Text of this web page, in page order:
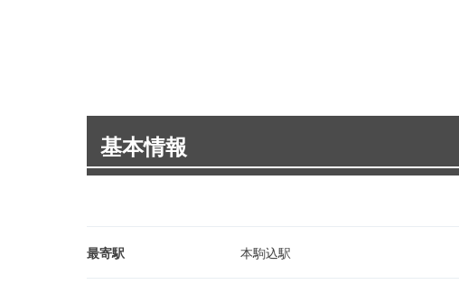
基本情報
最寄駅 本駒込駅